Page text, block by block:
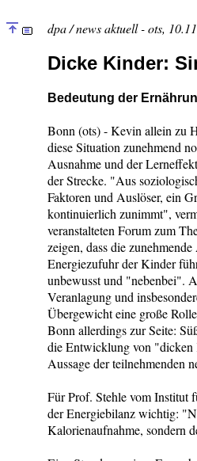
dpa / news aktuell - ots,
Dicke Kinder:
Bedeutung der
Bonn (ots) - Kevin allein zu
diese Situation zunehmend
Ausnahme und der
der Strecke. "Aus
Faktoren und Auslöser, ein
kontinuierlich zunimmt",
veranstalteten Forum zum
zeigen, dass die
Energiezufuhr der Kinder
unbewusst und "nebenbei".
Veranlagung und
Übergewicht eine große
Bonn allerdings zur Seite:
die Entwicklung von "dicken
Aussage der teilnehmenden
Für Prof. Stehle vom Institut
der Energiebilanz wichtig:
Kalorienaufnahme, sondern